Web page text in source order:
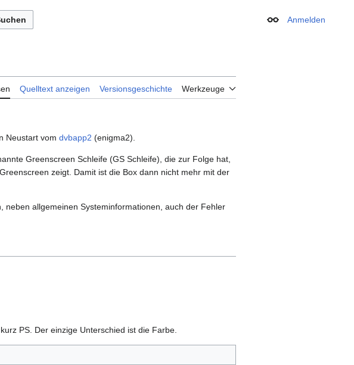
Erscheinungsbild
Anmelden
Quelltext anzeigen Versionsgeschichte Werkzeuge
Neustart vom dvbapp2 (enigma2).
Greenscreen Schleife (GS Schleife), die zur Folge hat,
zeigt. Damit ist die Box dann nicht mehr mit der
neben allgemeinen Systeminformationen, auch der Fehler
PS. Der einzige Unterschied ist die Farbe.